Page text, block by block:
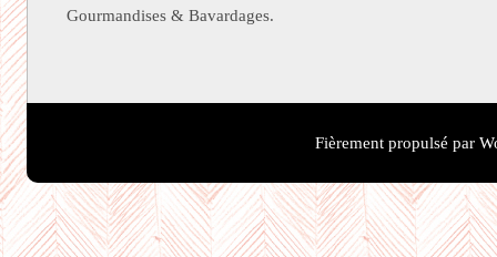
Gourmandises & Bavardages.
Fièrement propulsé par